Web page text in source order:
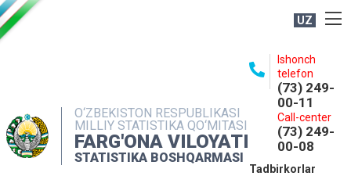
UZ
O‘ZBEKISTON RESPUBLIKASI
MILLIY STATISTIKA QO‘MITASI
FARG'ONA VILOYATI
STATISTIKA BOSHQARMASI
Ishonch
telefon
(73) 249-
00-11
Call-center
(73) 249-
00-08
Tadbirkorlar
NASHRLAR
INTERAKTIV XIZMATLAR
MATBUOT XIZMATI